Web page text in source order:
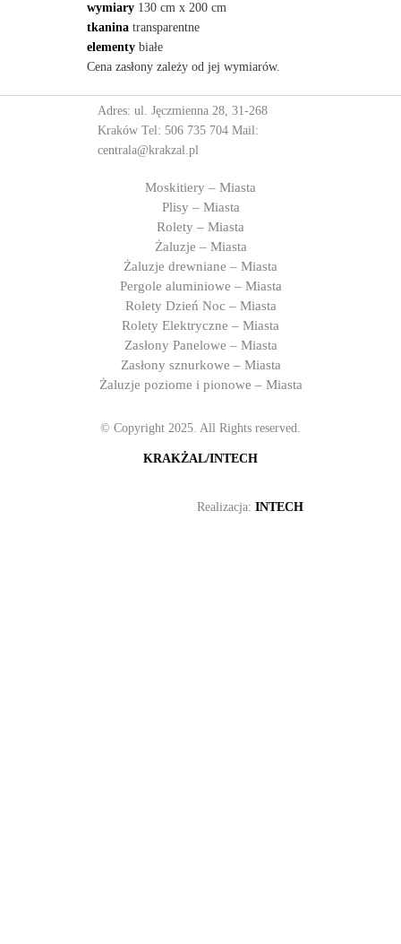
wymiary130 cm x 200 cm
tkaninatransparentne
elementybiałe
Cena zasłony zależy od jej wymiarów.
Adres: ul. Jęczmienna 28, 31-268
Kraków Tel: 506 735 704 Mail:
centrala@krakzal.pl
Moskitiery – Miasta
Plisy – Miasta
Rolety – Miasta
Żaluzje – Miasta
Żaluzje drewniane – Miasta
Pergole aluminiowe – Miasta
Rolety Dzień Noc – Miasta
Rolety Elektryczne – Miasta
Zasłony Panelowe – Miasta
Zasłony sznurkowe – Miasta
Żaluzje poziome i pionowe – Miasta
© Copyright 2025. All Rights reserved.
KRAKŻAL/INTECH
Realizacja: INTECH